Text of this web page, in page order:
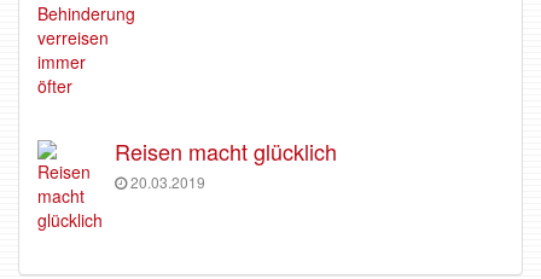
Reisen macht glücklich
20.03.2019